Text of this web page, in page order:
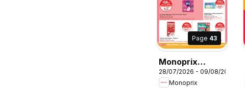
Page 43
Monoprix
catalogue
28/07/2026 - 09/08/2026
Monoprix